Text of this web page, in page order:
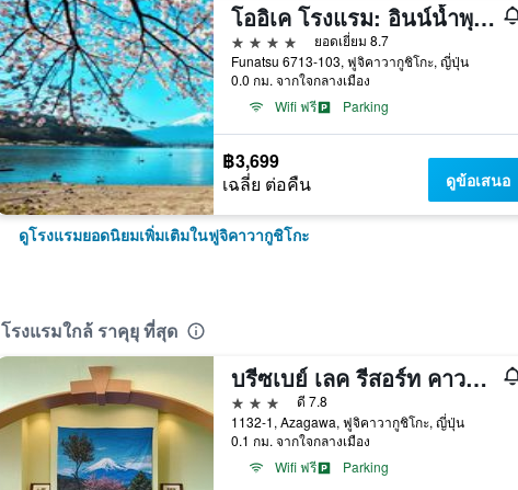
โออิเค โรงแรม: อินน์น้ำพุร้อนพร้อมวิวภูเขาไฟฟูจิ
4 ดาว
ยอดเยี่ยม 8.7
Funatsu 6713-103, ฟูจิคาวากูชิโกะ, ญี่ปุ่น
0.0 กม. จากใจกลางเมือง
Wifi ฟรี
Parking
฿3,699
เฉลี่ย ต่อคืน ดูข้อเสนอ
ดูโรงแรมยอดนิยมเพิ่มเติมในฟูจิคาวากูชิโกะ
โรงแรมใกล้ ราคุยุ ที่สุด
บรีซเบย์ เลค รีสอร์ท คาวากุชิโกะ
3 ดาว
ดี 7.8
1132-1, Azagawa, ฟูจิคาวากูชิโกะ, ญี่ปุ่น
0.1 กม. จากใจกลางเมือง
Wifi ฟรี
Parking